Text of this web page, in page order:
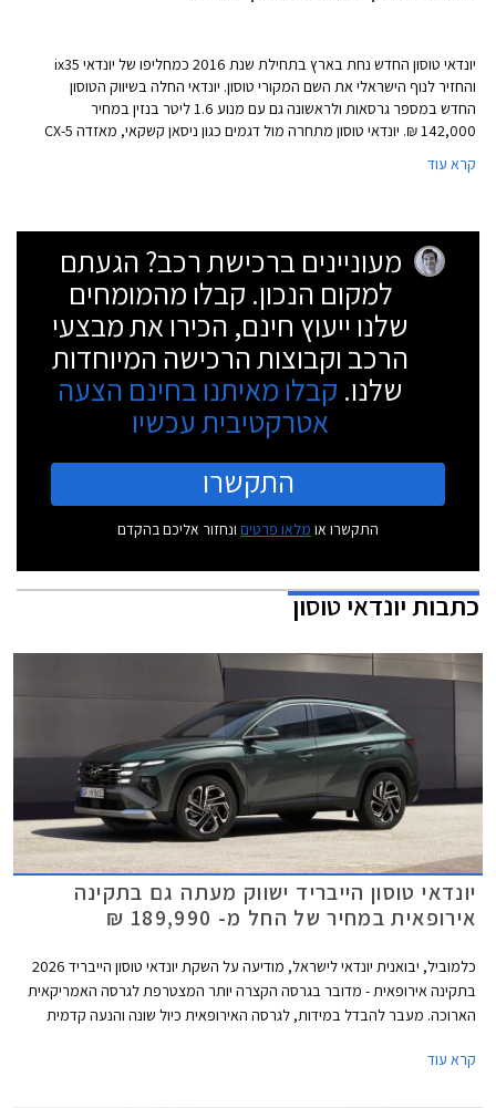
יונדאי טוסון החדש נחת בארץ בתחילת שנת 2016 כמחליפו של יונדאי ix35
והחזיר לנוף הישראלי את השם המקורי טוסון. יונדאי החלה בשיווק הטוסון
החדש במספר גרסאות ולראשונה גם עם מנוע 1.6 ליטר בנזין במחיר
142,000 ₪. יונדאי טוסון מתחרה מול דגמים כגון ניסאן קשקאי, מאזדה CX-5
המכנה המשותף בין הדגמים הקוריאנים, ביונדאי מבטיחים מכונית בוגרת,
כ"ס וברשימת אבזור ארוכה ומפנקת שמביאה את מחירה לכדי 178,900 ₪.
קרא עוד
מעוניינים ברכישת רכב? הגעתם
למקום הנכון. קבלו מהמומחים
שלנו ייעוץ חינם, הכירו את מבצעי
הרכב וקבוצות הרכישה המיוחדות
שלנו. קבלו מאיתנו בחינם הצעה
אטרקטיבית עכשיו
התקשרו
התקשרו או מלאו פרטים ונחזור אליכם בהקדם
כתבותיונדאי טוסון
יונדאי טוסון הייבריד ישווק מעתה גם בתקינה
אירופאית במחיר של החל מ- 189,990 ₪
כלמוביל, יבואנית יונדאי לישראל, מודיעה על השקת יונדאי טוסון הייבריד 2026
בתקינה אירופאית - מדובר בגרסה הקצרה יותר המצטרפת לגרסה האמריקאית
הארוכה. מעבר להבדל במידות, לגרסה האירופאית כיול שונה והנעה קדמית
קרא עוד